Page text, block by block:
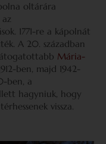
oltárára
1771-re a kápolnát
A 20. században
Mária-
ben, majd 1942-
ben, a
hagyniuk, hogy
vissza.